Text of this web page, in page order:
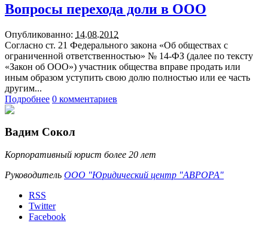
Вопросы перехода доли в ООО
Опубликованно: 14.08.2012
Согласно ст. 21 Федерального закона «Об обществах с
ограниченной ответственностью» № 14-ФЗ (далее по тексту
«Закон об ООО») участник общества вправе продать или
иным образом уступить свою долю полностью или ее часть
другим...
Подробнее 0 комментариев
Вадим Сокол
Корпоративный юрист более 20 лет
Руководитель ООО "Юридический центр "АВРОРА"
RSS
Twitter
Facebook